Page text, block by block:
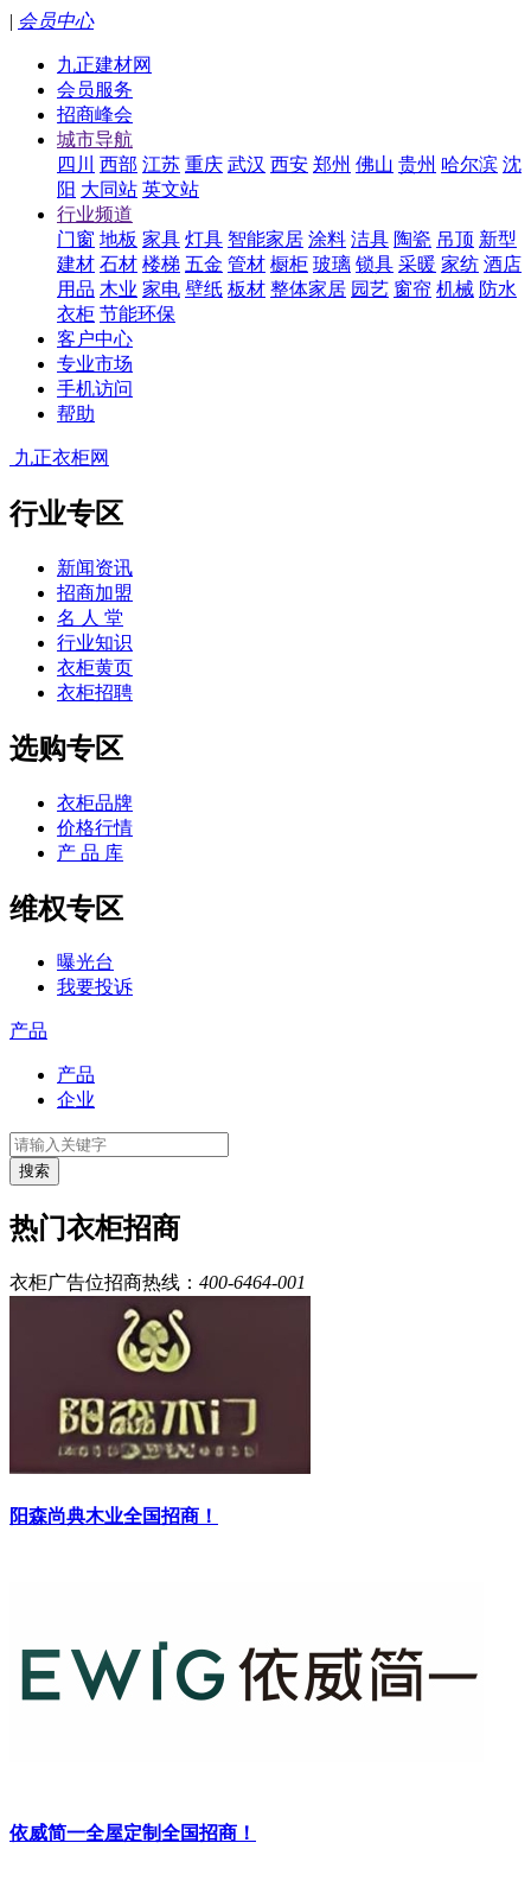
| 会员中心
九正建材网
会员服务
招商峰会
城市导航
四川
西部 江苏 重庆 武汉 西安 郑州 佛山 贵州 哈尔滨 沈
阳 大同站 英文站
行业频道
门窗 地板 家具 灯具 智能家居 涂料 洁具 陶瓷 吊顶 新型
建材 石材 楼梯 五金 管材 橱柜 玻璃 锁具 采暖 家纺 酒店
用品 木业 家电 壁纸 板材 整体家居 园艺 窗帘 机械 防水
衣柜 节能环保
客户中心
专业市场
手机访问
帮助
九正衣柜网
行业专区
新闻资讯
招商加盟
名 人 堂
行业知识
衣柜黄页
衣柜招聘
选购专区
衣柜品牌
价格行情
产 品 库
维权专区
曝光台
我要投诉
产品
产品
企业
搜索
热门衣柜招商
衣柜广告位招商热线： 400-6464-001
阳森尚典木业全国招商！
依威简一全屋定制全国招商！